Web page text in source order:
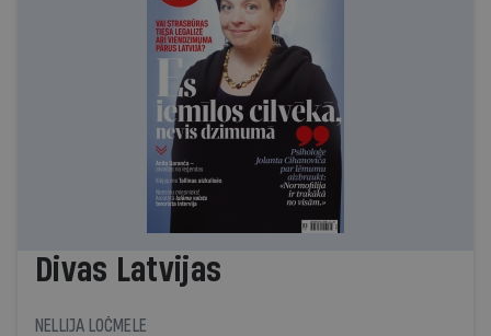
Divas Latvijas
NELLIJA LOČMELE